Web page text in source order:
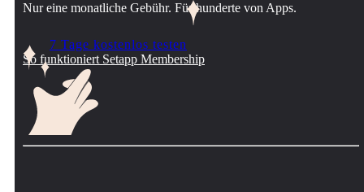
Nur eine monatliche Gebühr. Für hunderte von Apps.
7 Tage kostenlos testen
So funktioniert Setapp Membership